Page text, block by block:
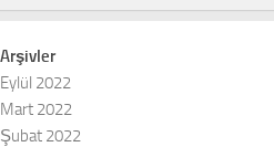
Arşivler
Eylül 2022
Mart 2022
Şubat 2022